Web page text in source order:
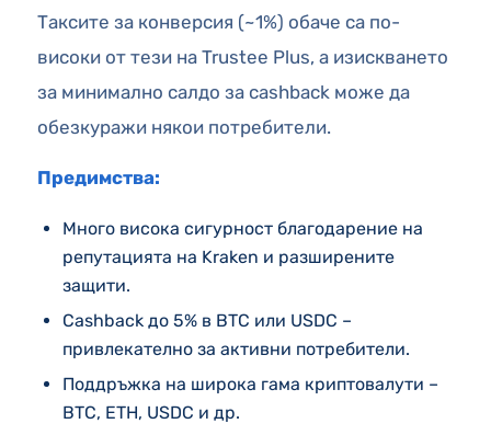
Таксите за конверсия (~1%) обаче са по-
високи от тези на Trustee Plus, а изискването
за минимално салдо за cashback може да
обезкуражи някои потребители.
Предимства:
Много висока сигурност благодарение на
репутацията на Kraken и разширените
защити.
Cashback до 5% в BTC или USDC –
привлекателно за активни потребители.
Поддръжка на широка гама криптовалути –
BTC, ETH, USDC и др.